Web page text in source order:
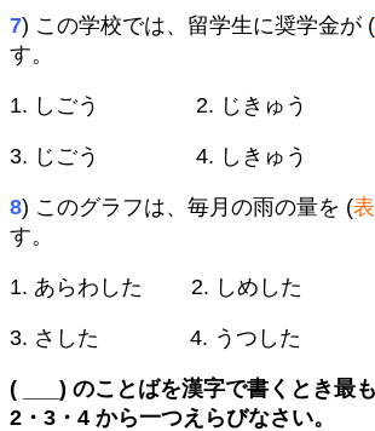
7) この学校では、留学生に奨学金が (
す。
1. しごう 2. じきゅう
3. じごう 4. しきゅう
8) このグラフは、毎月の雨の量を (
す。
1. あらわした 2. しめした
3. さした 4. うつした
( ___) のことばを漢字で書くとき最
2・3・4 から一つえらびなさい。